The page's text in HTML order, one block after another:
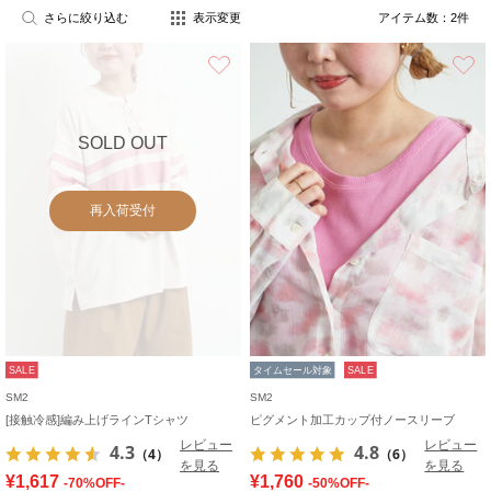
さらに絞り込む 表示変更 アイテム数： 2件
SOLD OUT
再入荷受付
お気に入り
SALE
SM2
[接触冷感]編み上げラインTシャツ
4.3 （4）
レビュー
を見る
¥1,617 -70%OFF-
タイムセール対象 SALE
SM2
ピグメント加工カップ付ノースリーブ
4.8 （6）
レビュー
を見る
¥1,760 -50%OFF-